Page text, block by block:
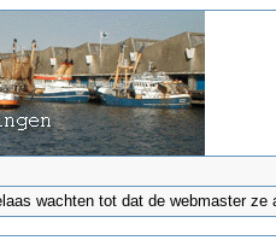
wachten tot dat de webmaster